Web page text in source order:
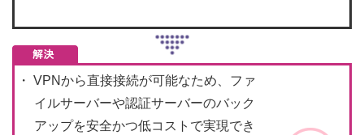
VPNから直接接続が可能なため、ファ
イルサーバーや認証サーバーのバック
アップを安全かつ低コストで実現でき